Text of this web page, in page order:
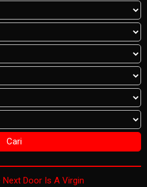
Door Is A Virgin